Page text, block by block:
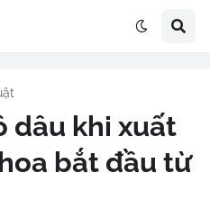
dâu khi xuất
bắt đầu từ